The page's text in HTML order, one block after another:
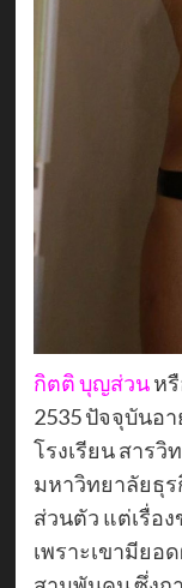
กิตติ บุญส่วนหรื
2535 ปัจจุบันอ
โรงเรียน สาร
มหาวิทยาลัยธุ
ส่วนตัว แต่เรื่อ
เพราะเขามียอ